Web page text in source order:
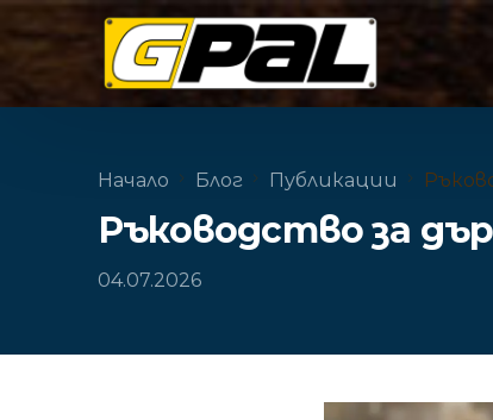
Начало Блог Публикации
Ръководство за
04.07.2026